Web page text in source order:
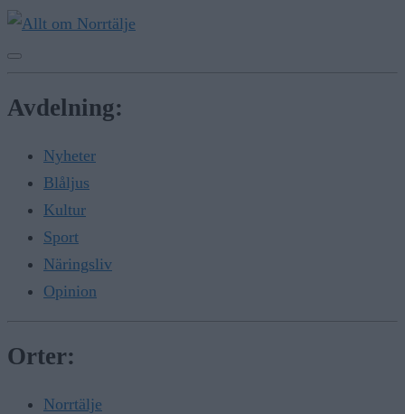
Avdelning:
Nyheter
Blåljus
Kultur
Sport
Näringsliv
Opinion
Orter:
Norrtälje